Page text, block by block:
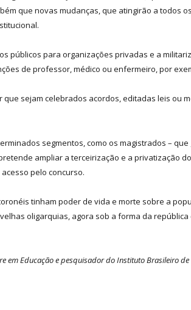
que novas mudanças, que atingirão a todos
públicos para organizações privadas e a
de professor, médico ou enfermeiro, por
sejam celebrados acordos, editadas leis ou
segmentos, como os magistrados –
ampliar a terceirização e a privatização
pelo concurso.
tinham poder de vida e morte sobre a
oligarquias, agora sob a forma da
em Educação e pesquisador do Instituto Brasileiro